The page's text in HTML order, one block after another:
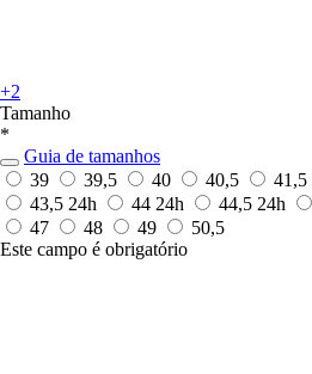
+2
Tamanho
*
Guia de tamanhos
39
39,5 40 40,5 41,5
43,5 24h 44 24h 44,5 24h
47
48 49
50,5
Este campo é obrigatório